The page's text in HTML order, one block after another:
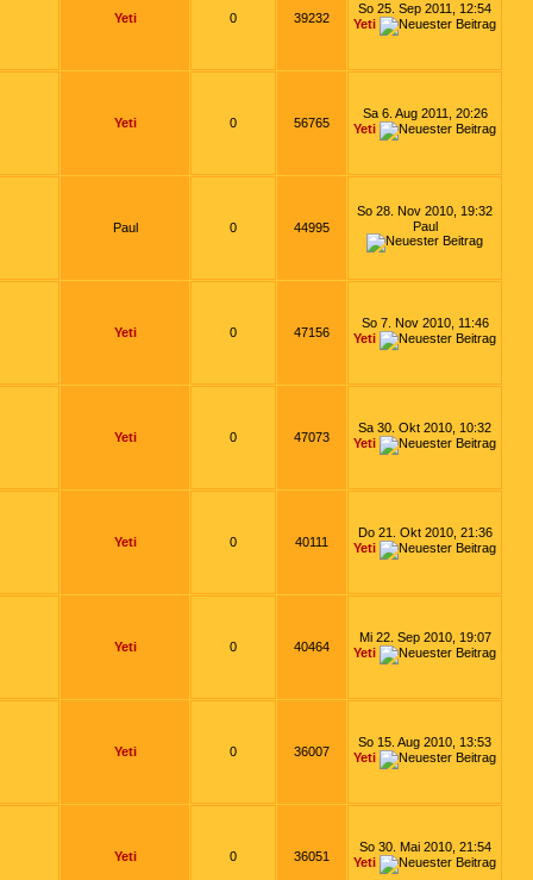
Yeti 0 39232
So 25. Sep 2011, 12:54
Yeti
Yeti 0 56765
Sa 6. Aug 2011, 20:26
Yeti
Paul 0 44995
So 28. Nov 2010, 19:32
Paul
Yeti 0 47156
So 7. Nov 2010, 11:46
Yeti
Yeti 0 47073
Sa 30. Okt 2010, 10:32
Yeti
Yeti 0 40111
Do 21. Okt 2010, 21:36
Yeti
Yeti 0 40464
Mi 22. Sep 2010, 19:07
Yeti
Yeti 0 36007
So 15. Aug 2010, 13:53
Yeti
Yeti 0 36051
So 30. Mai 2010, 21:54
Yeti